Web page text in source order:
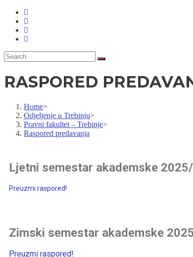
RASPORED
Home>
Odjeljenje u Trebinju>
Pravni fakultet – Trebinje>
Raspored predavanja
Ljetni semestar akademske
Preuzmi raspored!
Zimski semestar akademske
Preuzmi raspored!